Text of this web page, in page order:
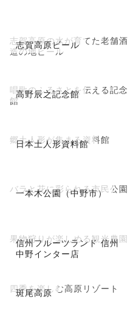
志賀高原ビール
志賀高原の水が育てた老舗酒
造の地ビール
高野辰之記念館
唱歌のふるさとを伝える記念
館
日本土人形資料館
郷土人形が集まる資料館
一本木公園（中野市）
バラと花に彩られる市民公園
信州フルーツランド 信州
中野インター店
果物狩りが楽しめる観光農園
斑尾高原
四季を楽しむ高原リゾート